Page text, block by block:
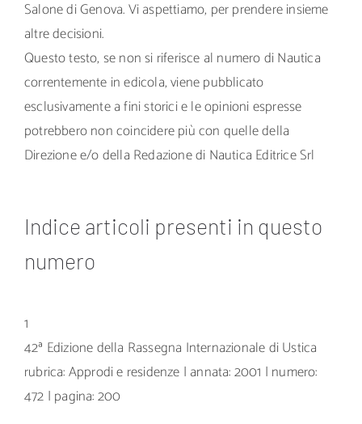
Salone di Genova. Vi aspettiamo, per prendere insieme
altre decisioni.
Questo testo, se non si riferisce al numero di Nautica
correntemente in edicola, viene pubblicato
esclusivamente a fini storici e le opinioni espresse
potrebbero non coincidere più con quelle della
Direzione e/o della Redazione di Nautica Editrice Srl
Indice articoli presenti in questo
numero
1
42ª Edizione della Rassegna Internazionale di Ustica
rubrica: Approdi e residenze | annata: 2001 | numero:
472 | pagina: 200